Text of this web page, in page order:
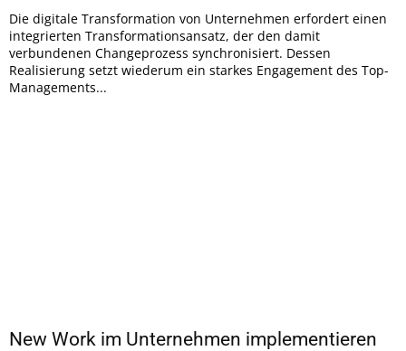
Die digitale Transformation von Unternehmen erfordert einen
integrierten Transformationsansatz, der den damit
verbundenen Changeprozess synchronisiert. Dessen
Realisierung setzt wiederum ein starkes Engagement des Top-
Managements...
New Work im Unternehmen implementieren